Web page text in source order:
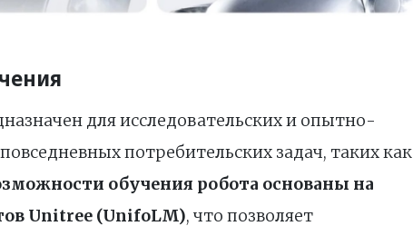
для исследовательских и опытно-
потребительских задач, таких как
обучения робота основаны на
Unitree (UnifoLM), что позволяет